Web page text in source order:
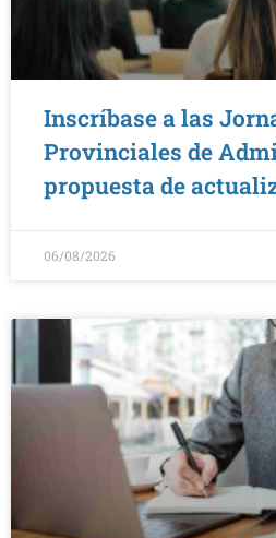
Inscríbase a las
Provinciales de
propuesta de
06/08/2026